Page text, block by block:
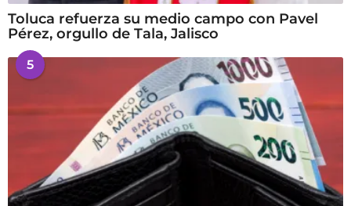
Toluca refuerza su medio campo con Pavel
Pérez, orgullo de Tala, Jalisco
5